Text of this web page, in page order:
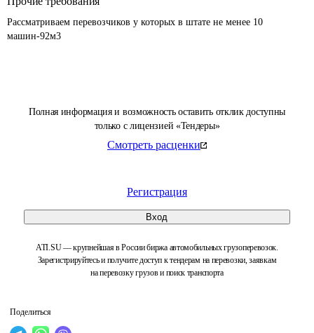
Полная информация и возможность оставить отклик доступны
только с лицензией «Тендеры»
Смотреть расценки
Регистрация
Вход
ATI.SU — крупнейшая в России биржа автомобильных грузоперевозок.
Зарегистрируйтесь и получите доступ к тендерам на перевозки, заявкам
на перевозку грузов и поиск транспорта
Поделиться
Рассматриваем перевозчиков у которых в штате не менее 10
машин-92м3